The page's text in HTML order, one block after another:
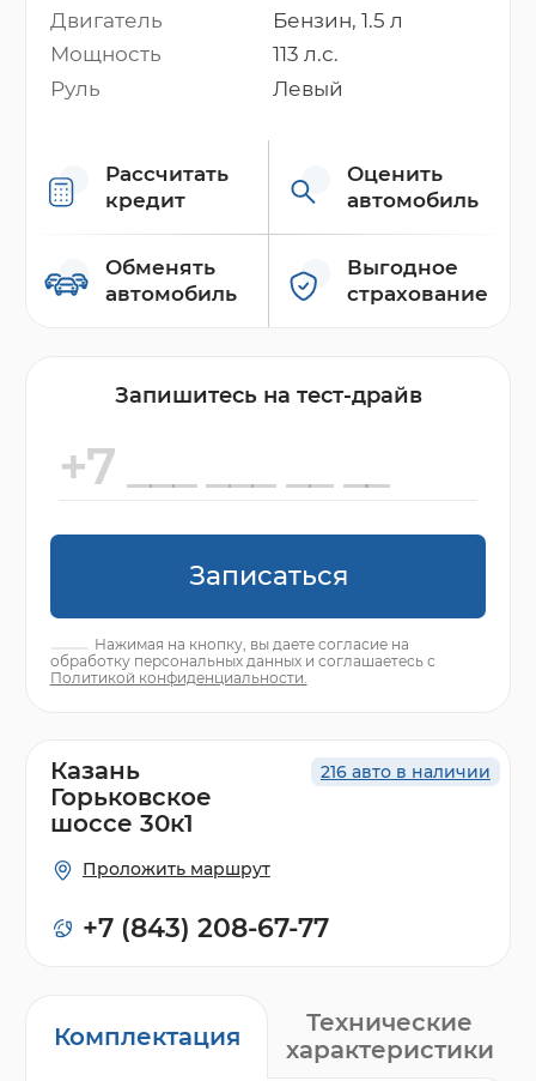
Двигатель
Бензин, 1.5 л
Мощность
113 л.с.
Руль
Левый
Рассчитать
кредит
Оценить
автомобиль
Обменять
автомобиль
Выгодное
страхование
Запишитесь на тест-драйв
Записаться
Нажимая на кнопку, вы даете согласие на
обработку персональных данных и соглашаетесь с
Политикой конфиденциальности.
Комплектация
Технические
характеристики
216 авто в наличии
Казань
Горьковское
шоссе 30к1
Проложить маршрут
+7 (843) 208-67-77